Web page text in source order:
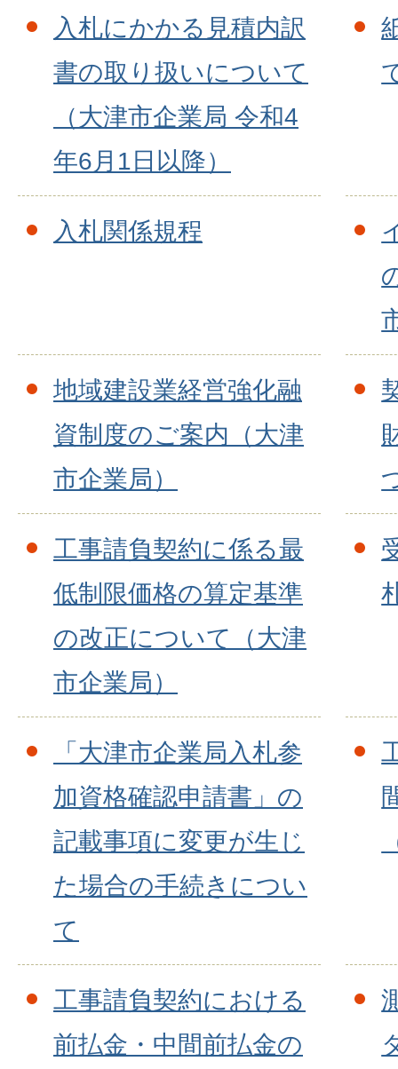
入札にかかる見積内訳
書の取り扱いについて
（大津市企業局 令和4
年6月1日以降）
入札関係規程
地域建設業経営強化融
資制度のご案内（大津
市企業局）
工事請負契約に係る最
低制限価格の算定基準
の改正について（大津
市企業局）
「大津市企業局入札参
加資格確認申請書」の
記載事項に変更が生じ
た場合の手続きについ
て
工事請負契約における
前払金・中間前払金の